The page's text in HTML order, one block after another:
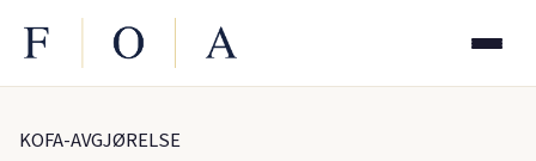
KOFA-AVGJØRELSE